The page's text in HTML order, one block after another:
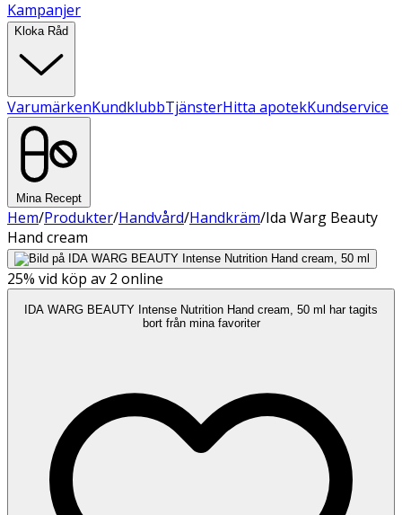
Kampanjer
Kloka Råd
VarumärkenKundklubbTjänsterHitta apotekKundservice
Mina Recept
Hem/Produkter/Handvård/Handkräm/Ida Warg Beauty
Hand cream
25% vid köp av 2 online
IDA WARG BEAUTY Intense Nutrition Hand cream, 50 ml har tagits
bort från mina favoriter